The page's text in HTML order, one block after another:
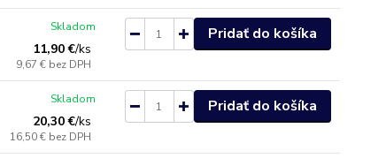
11,90 €/ks
9,67 € bez DPH
Skladom Pridať do košíka
20,30 €/ks
16,50 € bez DPH
Skladom Pridať do košíka